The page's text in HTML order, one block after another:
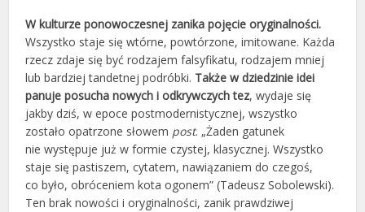
W kulturze ponowoczesnej zanika pojęcie oryginalności.
Wszystko staje się wtórne, powtórzone, imitowane. Każda
rzecz zdaje się być rodzajem falsyfikatu, rodzajem mniej
lub bardziej tandetnej podróbki. Także w dziedzinie idei
panuje posucha nowych i odkrywczych tez, wydaje się
jakby dziś, w epoce postmodernistycznej, wszystko
zostało opatrzone słowem post. „Żaden gatunek
nie występuje już w formie czystej, klasycznej. Wszystko
staje się pastiszem, cytatem, nawiązaniem do czegoś,
co było, obróceniem kota ogonem” (Tadeusz Sobolewski).
Ten brak nowości i oryginalności, zanik prawdziwej